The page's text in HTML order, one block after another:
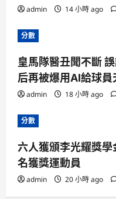
admin 14 小時 ago
分數
皇馬隊醫丑聞不斷
后再被爆用AI給球員
admin 18 小時 ago
分數
六人獲頒李光耀獎
名獲獎運動員
admin 20 小時 ago